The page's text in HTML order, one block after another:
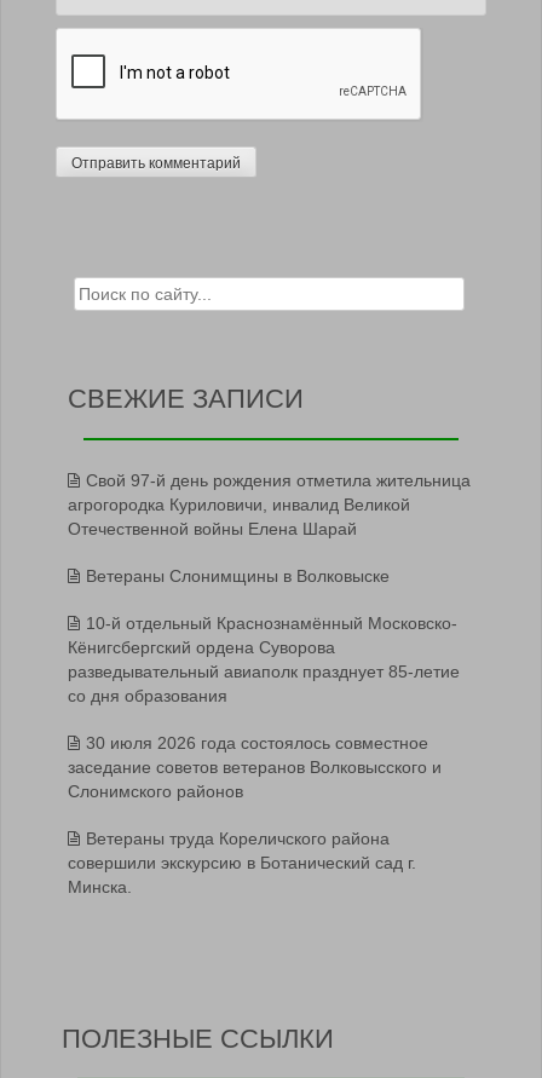
Search for:
СВЕЖИЕ ЗАПИСИ
Свой 97-й день рождения отметила жительница
агрогородка Куриловичи, инвалид Великой
Отечественной войны Елена Шарай
Ветераны Слонимщины в Волковыске
10-й отдельный Краснознамённый Московско-
Кёнигсбергский ордена Суворова
разведывательный авиаполк празднует 85-летие
со дня образования
30 июля 2026 года состоялось совместное
заседание советов ветеранов Волковысского и
Слонимского районов
Ветераны труда Кореличского района
совершили экскурсию в Ботанический сад г.
Минска.
ПОЛЕЗНЫЕ ССЫЛКИ